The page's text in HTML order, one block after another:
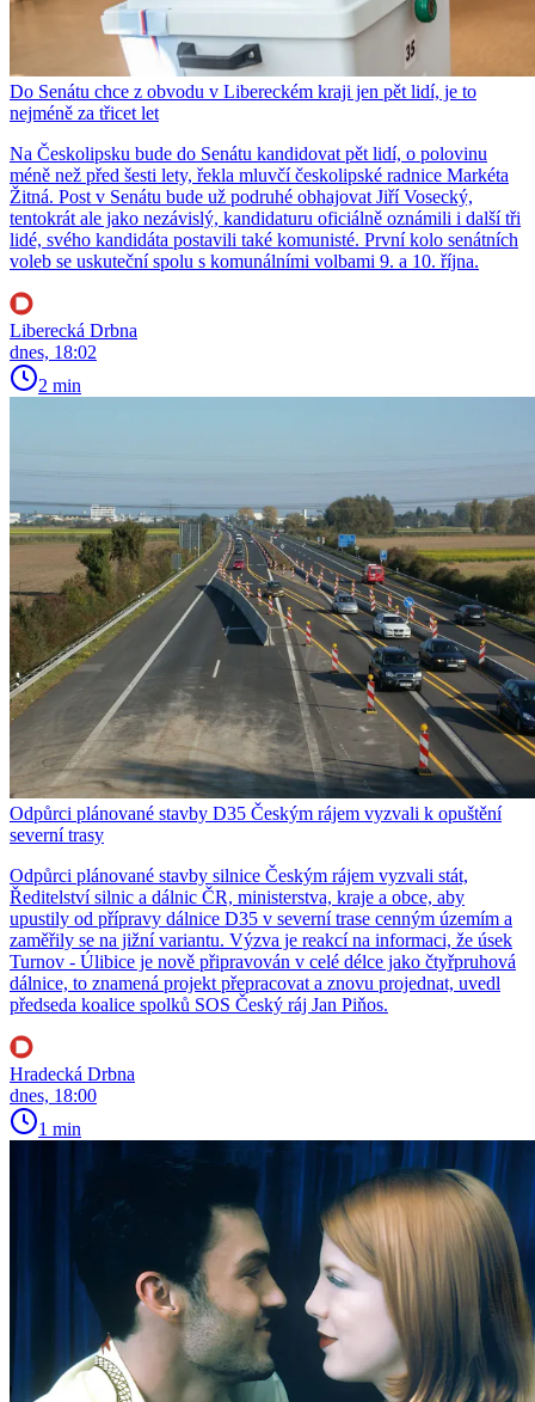
Do Senátu chce z obvodu v Libereckém kraji jen pět lidí, je to
nejméně za třicet let
Na Českolipsku bude do Senátu kandidovat pět lidí, o polovinu
méně než před šesti lety, řekla mluvčí českolipské radnice Markéta
Žitná. Post v Senátu bude už podruhé obhajovat Jiří Vosecký,
tentokrát ale jako nezávislý, kandidaturu oficiálně oznámili i další tři
lidé, svého kandidáta postavili také komunisté. První kolo senátních
voleb se uskuteční spolu s komunálními volbami 9. a 10. října.
Liberecká Drbna
dnes, 18:02
2 min
Odpůrci plánované stavby D35 Českým rájem vyzvali k opuštění
severní trasy
Odpůrci plánované stavby silnice Českým rájem vyzvali stát,
Ředitelství silnic a dálnic ČR, ministerstva, kraje a obce, aby
upustily od přípravy dálnice D35 v severní trase cenným územím a
zaměřily se na jižní variantu. Výzva je reakcí na informaci, že úsek
Turnov - Úlibice je nově připravován v celé délce jako čtyřpruhová
dálnice, to znamená projekt přepracovat a znovu projednat, uvedl
předseda koalice spolků SOS Český ráj Jan Piňos.
Hradecká Drbna
dnes, 18:00
1 min